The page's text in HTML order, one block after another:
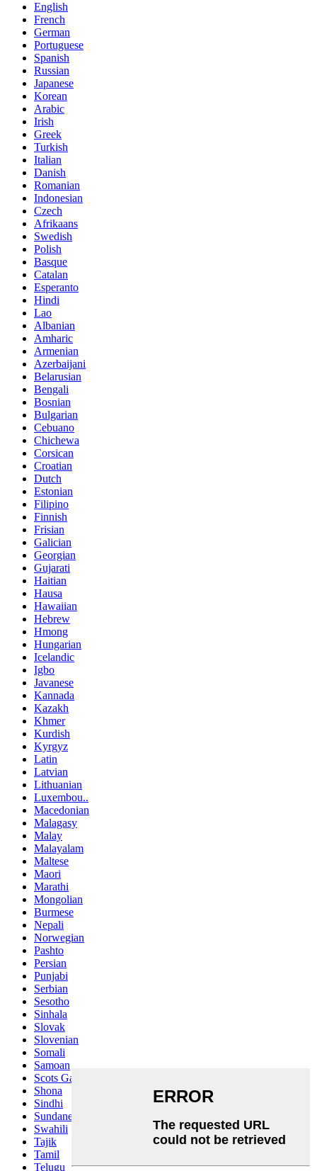
English
French
German
Portuguese
Spanish
Russian
Japanese
Korean
Arabic
Irish
Greek
Turkish
Italian
Danish
Romanian
Indonesian
Czech
Afrikaans
Swedish
Polish
Basque
Catalan
Esperanto
Hindi
Lao
Albanian
Amharic
Armenian
Azerbaijani
Belarusian
Bengali
Bosnian
Bulgarian
Cebuano
Chichewa
Corsican
Croatian
Dutch
Estonian
Filipino
Finnish
Frisian
Galician
Georgian
Gujarati
Haitian
Hausa
Hawaiian
Hebrew
Hmong
Hungarian
Icelandic
Igbo
Javanese
Kannada
Kazakh
Khmer
Kurdish
Kyrgyz
Latin
Latvian
Lithuanian
Luxembou..
Macedonian
Malagasy
Malay
Malayalam
Maltese
Maori
Marathi
Mongolian
Burmese
Nepali
Norwegian
Pashto
Persian
Punjabi
Serbian
Sesotho
Sinhala
Slovak
Slovenian
Somali
Samoan
Scots Gaelic
Shona
Sindhi
Sundanese
Swahili
Tajik
Tamil
Telugu